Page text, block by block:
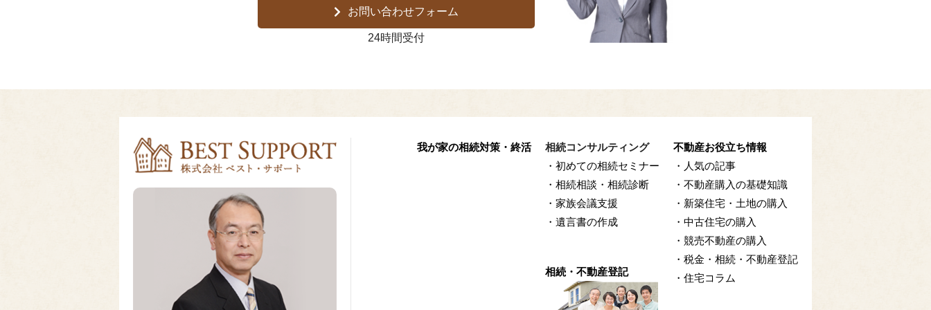
お問い合わせフォーム
24時間受付
我が家の相続対策・終活
相続コンサルティング
・初めての相続セミナー
・相続相談・相続診断
・家族会議支援
・遺言書の作成
相続・不動産登記
不動産お役立ち情報
・人気の記事
・不動産購入の基礎知識
・新築住宅・土地の購入
・中古住宅の購入
・競売不動産の購入
・税金・相続・不動産登記
・住宅コラム